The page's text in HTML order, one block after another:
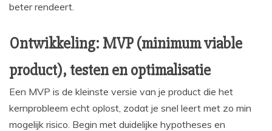
beter rendeert.
Ontwikkeling: MVP (minimum viable
product), testen en optimalisatie
Een MVP is de kleinste versie van je product die het
kernprobleem echt oplost, zodat je snel leert met zo min
mogelijk risico. Begin met duidelijke hypotheses en